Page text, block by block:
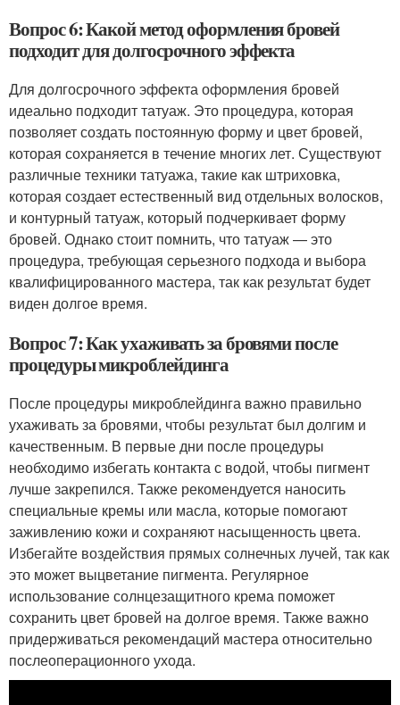
Вопрос 6: Какой метод оформления бровей
подходит для долгосрочного эффекта
Для долгосрочного эффекта оформления бровей
идеально подходит татуаж. Это процедура, которая
позволяет создать постоянную форму и цвет бровей,
которая сохраняется в течение многих лет. Существуют
различные техники татуажа, такие как штриховка,
которая создает естественный вид отдельных волосков,
и контурный татуаж, который подчеркивает форму
бровей. Однако стоит помнить, что татуаж — это
процедура, требующая серьезного подхода и выбора
квалифицированного мастера, так как результат будет
виден долгое время.
Вопрос 7: Как ухаживать за бровями после
процедуры микроблейдинга
После процедуры микроблейдинга важно правильно
ухаживать за бровями, чтобы результат был долгим и
качественным. В первые дни после процедуры
необходимо избегать контакта с водой, чтобы пигмент
лучше закрепился. Также рекомендуется наносить
специальные кремы или масла, которые помогают
заживлению кожи и сохраняют насыщенность цвета.
Избегайте воздействия прямых солнечных лучей, так как
это может выцветание пигмента. Регулярное
использование солнцезащитного крема поможет
сохранить цвет бровей на долгое время. Также важно
придерживаться рекомендаций мастера относительно
послеоперационного ухода.